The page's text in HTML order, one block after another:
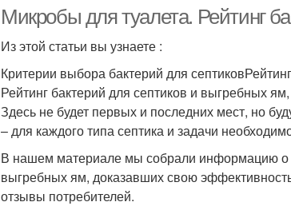
Микробы для туалета. Рейтинг
Из этой статьи вы узнаете :
Критерии выбора бактерий для
Рейтинг бактерий для септиков и выгребных
Здесь не будет первых и последних мест, но
– для каждого типа септика и задачи
В нашем материале мы собрали информацию о
выгребных ям, доказавших свою
отзывы потребителей.